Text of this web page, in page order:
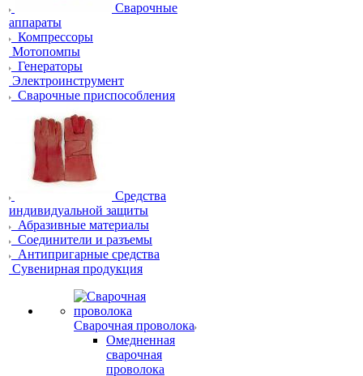
Сварочные
аппараты
Компрессоры
Мотопомпы
Генераторы
Электроинструмент
Сварочные приспособления
Средства
индивидуальной защиты
Абразивные материалы
Соединители и разъемы
Антипригарные средства
Сувенирная продукция
Сварочная проволока
Омедненная
сварочная
проволока